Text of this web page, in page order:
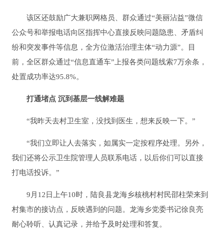
该区还鼓励广大兼职网格员、群众通过“美丽沾益”微信
公众号和举报电话向区指挥中心直接反映问题隐患、矛盾纠
纷和突发事件等信息，全方位激活治理主体“动力源”。目
前，全区群众通过“信息直通车”上报各类问题线索7万余条，
处置成功率达95.8%。
打通堵点 沉到基层一线解难题
“我昨天去村卫生室，没找到医生，想来反映一下。”
“我们立即让人去落实，如属实一定按程序处理。另外，
我们还将公示卫生院管理人员联系电话，以后你们可以直接
打电话投诉。”
9月12日上午10时，陆良县龙海乡核桃村村民邵柱荣来到
村集市的接访点，反映遇到的问题。龙海乡党委书记徐良亮
耐心聆听、认真记录，并给予及时处理和答复。